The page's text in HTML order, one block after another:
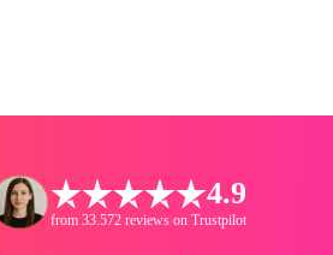
4.9
from 33.572 reviews on Trustpilot